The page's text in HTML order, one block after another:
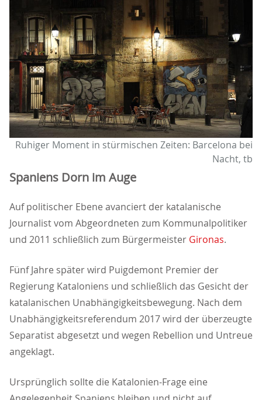
Ruhiger Moment in stürmischen Zeiten: Barcelona bei
Nacht, tb
Spaniens Dorn im Auge
Auf politischer Ebene avanciert der katalanische
Journalist vom Abgeordneten zum Kommunalpolitiker
und 2011 schließlich zum Bürgermeister Gironas.
Fünf Jahre später wird Puigdemont Premier der
Regierung Kataloniens und schließlich das Gesicht der
katalanischen Unabhängigkeitsbewegung. Nach dem
Unabhängigkeitsreferendum 2017 wird der überzeugte
Separatist abgesetzt und wegen Rebellion und Untreue
angeklagt.
Ursprünglich sollte die Katalonien-Frage eine